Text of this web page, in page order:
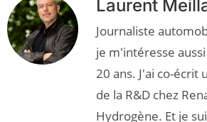
Laurent
Journaliste
je m'intéresse
20 ans. J'ai co-écrit
de la R&D chez
Hydrogène. Et je